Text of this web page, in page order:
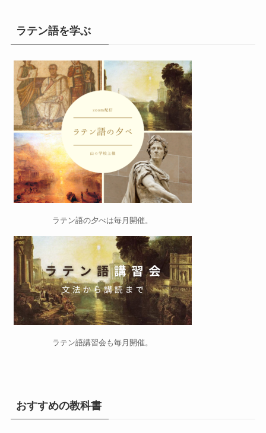
ラテン語を学ぶ
ラテン語の夕べは毎月開催。
ラテン語講習会 も毎月開催。
おすすめの教科書